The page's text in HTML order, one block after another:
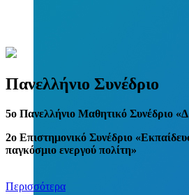
Πανελλήνιο Συνέδριο
5o Πανελλήνιο Μαθητικό Συνέδριο
2ο Επιστημονικό Συνέδριο
παγκόσμιο ενεργού πολίτη»
Περισσότερα